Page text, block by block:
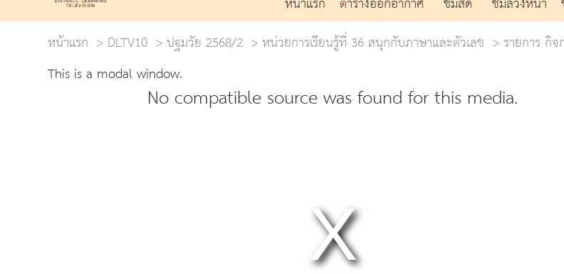
หน้าแรก
DLTV10 ปฐมวัย 2568/2 หน่วยการเรียนรู้ที่ 36 สนุกกับภาษาและตัวเลข
รายการ กิ
This is a modal window.
No compatible source was found for this media.